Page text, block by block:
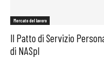
Mercato del lavoro
Il Patto di Servizio
di NASpI